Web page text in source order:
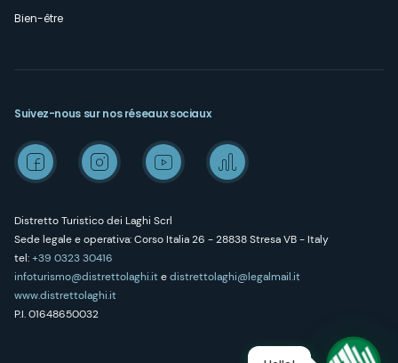
Bien-être
Distretto Turistico dei Laghi Scrl
Sede legale e operativa: Corso Italia 26 - 28838 Stresa VB - Italy
tel:+39 0323 30416
infoturismo@distrettolaghi.itedistrettolaghi@legalmail.it
www.distrettolaghi.it
P.I. 01648650032
Suivez-nous sur nos réseaux sociaux